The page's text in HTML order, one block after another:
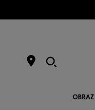
OBRAZ